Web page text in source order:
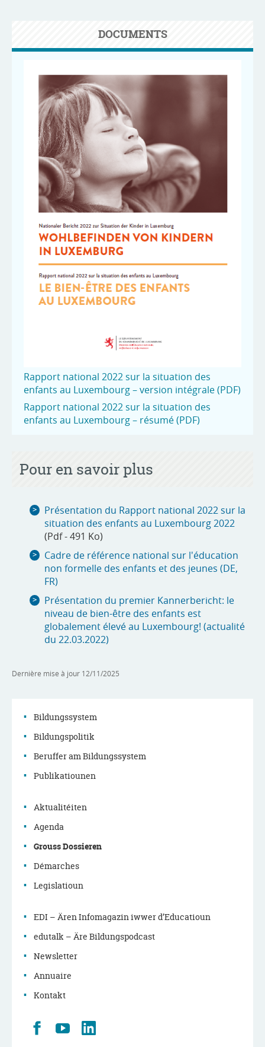
DOCUMENTS
Rapport national 2022 sur la situation des
enfants au Luxembourg – version intégrale (PDF)
Rapport national 2022 sur la situation des
enfants au Luxembourg – résumé (PDF)
Pour en savoir plus
Présentation du Rapport national 2022 sur la
situation des enfants au Luxembourg 2022
(Pdf - 491 Ko)
Cadre de référence national sur l'éducation
non formelle des enfants et des jeunes (DE,
FR)
Présentation du premier Kannerbericht: le
niveau de bien-être des enfants est
globalement élevé au Luxembourg! (actualité
du 22.03.2022)
Dernière mise à jour 12/11/2025
Menu
de
navigation
principale
Bildungssystem
Bildungspolitik
Beruffer am Bildungssystem
Publikatiounen
Aktualitéiten
Agenda
Grouss Dossieren
Démarches
Legislatioun
EDI – Ären Infomagazin iwwer d’Educatioun
edutalk – Äre Bildungspodcast
Newsletter
Annuaire
Kontakt
Retrouvez
nous
Youtube